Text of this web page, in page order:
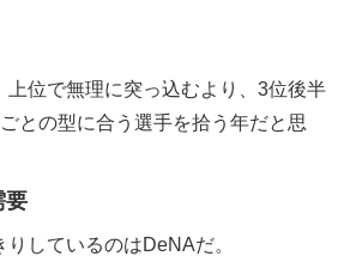
上位で無理に突っ込むより、3位後半
との型に合う選手を拾う年だと思
要
しているのはDeNAだ。